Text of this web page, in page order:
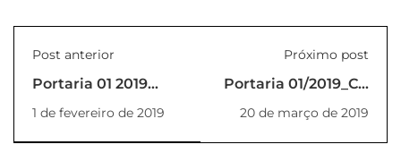
Post anterior
Portaria 01 2019
REITOR
1 de fevereiro de 2019
Próximo post
Portaria 01/2019_CA
– Conselho
Acadêmico
20 de março de 2019